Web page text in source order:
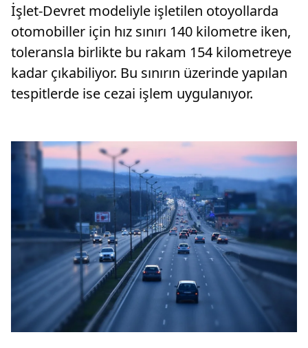
İşlet-Devret modeliyle işletilen otoyollarda
otomobiller için hız sınırı 140 kilometre iken,
toleransla birlikte bu rakam 154 kilometreye
kadar çıkabiliyor. Bu sınırın üzerinde yapılan
tespitlerde ise cezai işlem uygulanıyor.